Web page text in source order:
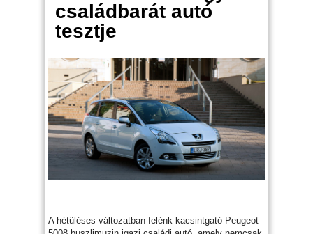
családbarát autó
tesztje
A hétüléses változatban felénk kacsintgató Peugeot